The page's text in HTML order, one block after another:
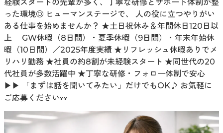
経験スタートの先輩が多く、丁寧な研修とサポート体制が整
った環境◎ ヒューマンステージで、 人の役に立つやりがい
ある仕事を始めませんか？ ★土日祝休み＆年間休日120日以
上 GW休暇（8日間）・夏季休暇（9日間）・年末年始休
暇（10日間）／2025年度実績 ★リフレッシュ休暇ありでメ
リハリ勤務 ★社員の約8割が未経験スタート ★同世代の20
代社員が多数活躍中 ★丁寧な研修・フォロー体制で安心
▶▶ 「まずは話を聞いてみたい」だけでもOK♪ お気軽に
ご応募ください👀